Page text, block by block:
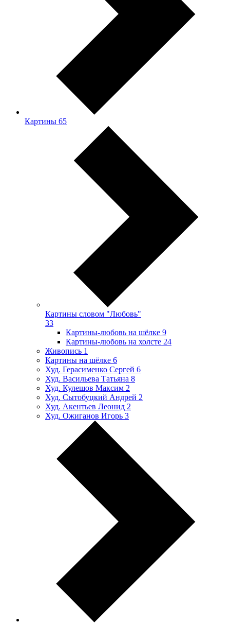
Картины 65
Картины словом "Любовь"
33
Картины-любовь на шёлке 9
Картины-любовь на холсте 24
Живопись 1
Картины на шёлке 6
Худ. Герасименко Сергей 6
Худ. Васильева Татьяна 8
Худ. Кулешов Максим 2
Худ. Сытобуцкий Андрей 2
Худ. Акентьев Леонид 2
Худ. Ожиганов Игорь 3